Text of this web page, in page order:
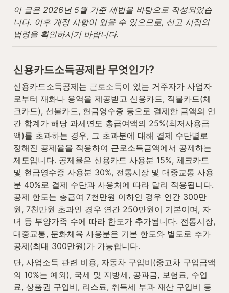
이 글은 2026년 5월 기준 세법을 바탕으로 작성되었습
니다. 이후 개정 사항이 있을 수 있으므로, 신고 시점의
법령을 확인하시기 바랍니다.
신용카드소득공제란 무엇인가?
신용카드소득공제는 근로소득이 있는 거주자가 사업자
로부터 재화나 용역을 제공받고 신용카드, 직불카드(체
크카드), 선불카드, 현금영수증 등으로 결제한 금액의 연
간 합계가 해당 과세연도 총급여액의 25%(최저사용금
액)를 초과하는 경우, 그 초과분에 대해 결제 수단별로
정해진 공제율을 적용하여 근로소득금액에서 공제하는
제도입니다. 공제율은 신용카드 사용분 15%, 체크카드
및 현금영수증 사용분 30%, 전통시장 및 대중교통 사용
분 40%로 결제 수단과 사용처에 따라 달리 적용됩니다.
공제 한도는 총급여 7천만원 이하인 경우 연간 300만
원, 7천만원 초과인 경우 연간 250만원이 기본이며, 자
녀 등 부양가족 수에 따라 한도가 추가됩니다. 전통시장,
대중교통, 문화체육 사용분은 기본 한도와 별도로 추가
공제(최대 300만원)가 가능합니다.
단, 사업소득 관련 비용, 자동차 구입비(중고차 구입금액
의 10%는 예외), 국세 및 지방세, 공과금, 보험료, 수업
료, 상품권 구입비, 리스료, 취득세 부과 재산 구입비 등